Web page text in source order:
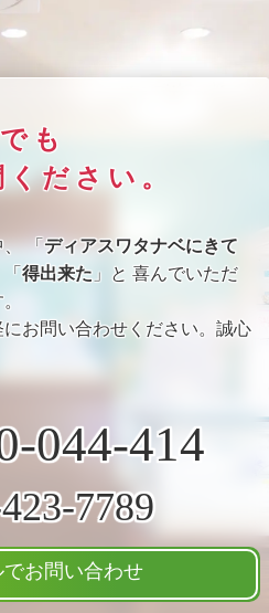
も
ださい。
「ディアスワタナベにきて
「得出来た 」と 喜んでいただ
お問い合わせください。誠心
044-414
7789
でお問い合わせ